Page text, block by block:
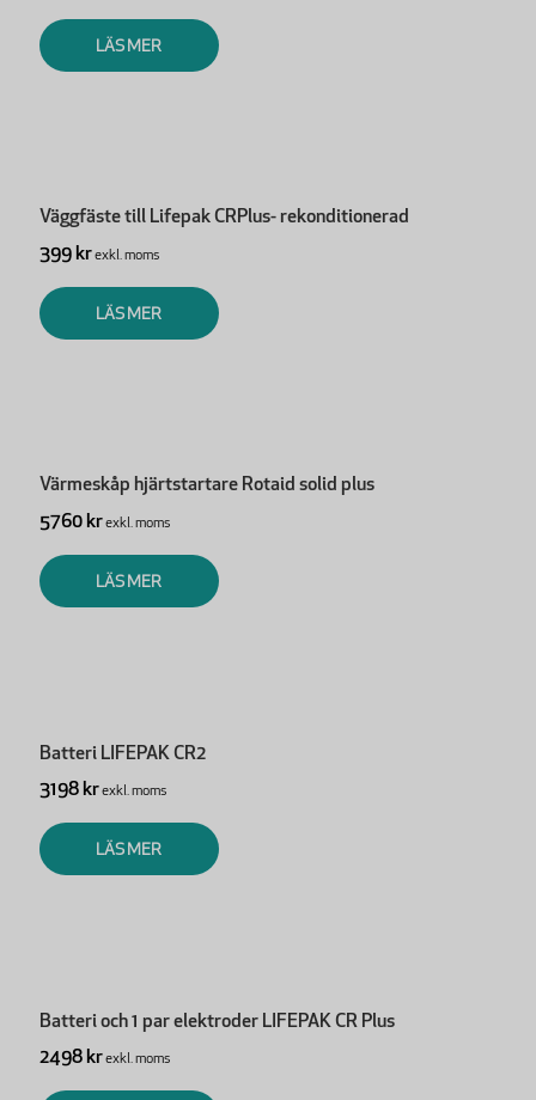
LÄS MER
Väggfäste till Lifepak CRPlus- rekonditionerad
399 krexkl. moms
LÄS MER
Värmeskåp hjärtstartare Rotaid solid plus
5760 krexkl. moms
LÄS MER
Batteri LIFEPAK CR2
3198 krexkl. moms
LÄS MER
Batteri och 1 par elektroder LIFEPAK CR Plus
2498 krexkl. moms